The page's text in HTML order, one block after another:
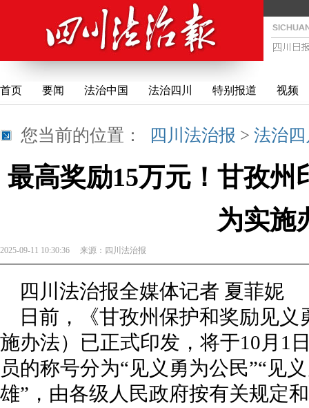
首页 要闻 法治中国 法治四川 特别报道 视频
您当前的位置： 四川法治报 > 法治
最高奖励15万元！甘孜州
为实施
2025-09-11 10:30:36 来源： 四川法治报
四川法治报全媒体记者 夏菲妮
日前，《甘孜州保护和奖励见
施办法）已正式印发，将于10月1
员的称号分为“见义勇为公民”“见
雄”，由各级人民政府按有关规定